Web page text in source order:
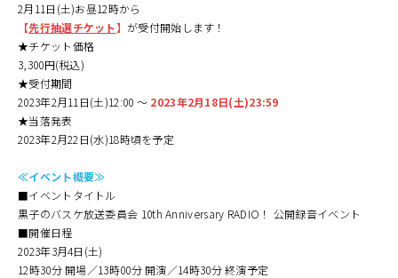
2月11日(土)お昼12時から
【先行抽選チケット】が受付開始します！
★チケット価格
3,300円(税込)
★受付期間
2023年2月11日(土)12:00 ～ 2023年2月18日(土)23:59
★当落発表
2023年2月22日(水)18時頃を予定
≪イベント概要≫
■イベントタイトル
黒子のバスケ放送委員会 10th Anniversary RADIO！ 公開録音イベント
■開催日程
2023年3月4日(土)
12時30分 開場／13時00分 開演／14時30分 終演予定